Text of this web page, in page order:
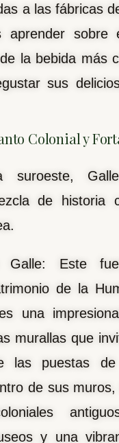
a las fábricas
aprender sobre
la bebida más
sus
Colonial y
suroeste,
de historia
Galle: Este
de la
una
murallas que
las puestas
de sus
y una